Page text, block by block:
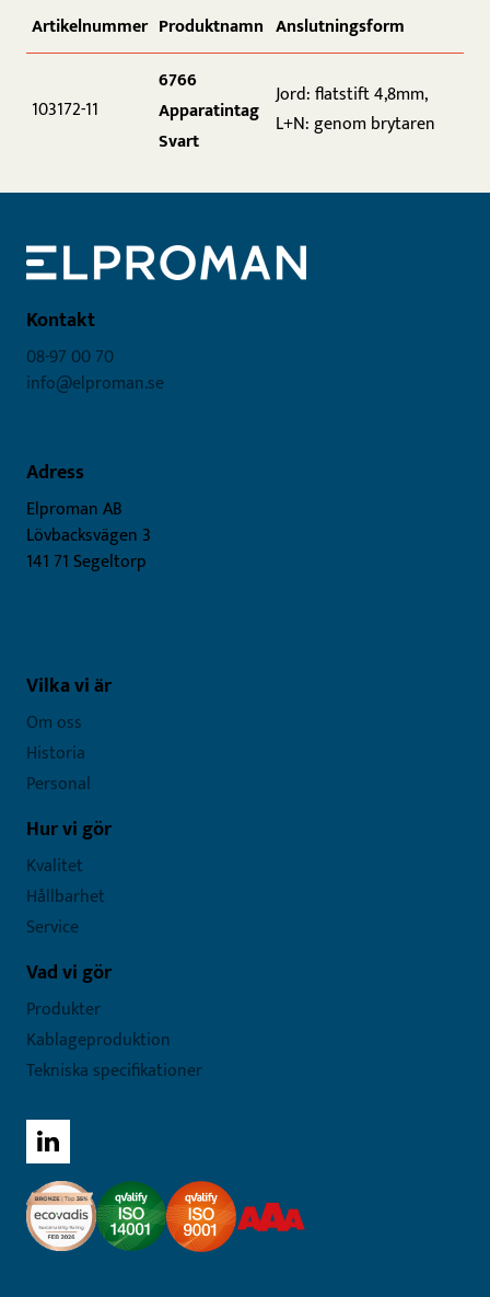
Artikelnummer Produktnamn Anslutningsform
103172-11
6766
Apparatintag
Svart
Jord: flatstift 4,8mm,
L+N: genom brytaren
Kontakt
08-97 00 70
info@elproman.se
Adress
Elproman AB
Lövbacksvägen 3
141 71 Segeltorp
Vilka vi är
Om oss
Historia
Personal
Hur vi gör
Kvalitet
Hållbarhet
Service
Vad vi gör
Produkter
Kablageproduktion
Tekniska specifikationer